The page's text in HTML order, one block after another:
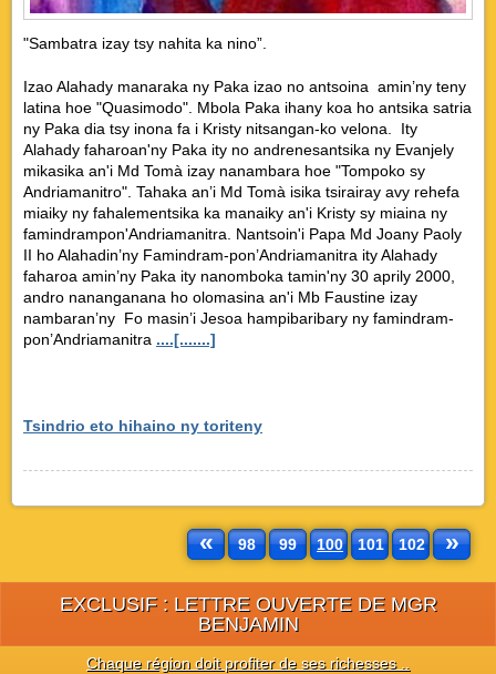
"Sambatra izay tsy nahita ka nino”.
Izao Alahady manaraka ny Paka izao no antsoina amin’ny teny
latina hoe "Quasimodo". Mbola Paka ihany koa ho antsika satria
ny Paka dia tsy inona fa i Kristy nitsangan-ko velona. Ity
Alahady faharoan'ny Paka ity no andrenesantsika ny Evanjely
mikasika an'i Md Tomà izay nanambara hoe "Tompoko sy
Andriamanitro". Tahaka an’i Md Tomà isika tsirairay avy rehefa
miaiky ny fahalementsika ka manaiky an'i Kristy sy miaina ny
famindrampon'Andriamanitra. Nantsoin'i Papa Md Joany Paoly
II ho Alahadin’ny Famindram-pon’Andriamanitra ity Alahady
faharoa amin’ny Paka ity nanomboka tamin'ny 30 aprily 2000,
andro nananganana ho olomasina an'i Mb Faustine izay
nambaran’ny Fo masin’i Jesoa hampibaribary ny famindram-
pon’Andriamanitra ....[.......]
Tsindrio eto hihaino ny toriteny
« 98 99 100 101 102 »
EXCLUSIF : LETTRE OUVERTE DE MGR
BENJAMIN
Chaque région doit profiter de ses richesses ..